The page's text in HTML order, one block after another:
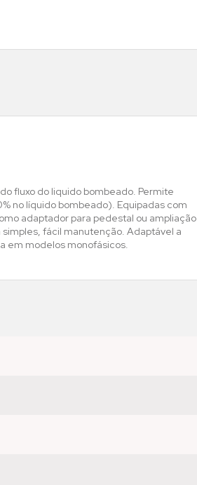
fluxo do liquido bombeado. Permite
no líquido bombeado). Equipadas com
adaptador para pedestal ou ampliação
fácil manutenção. Adaptável a
em modelos monofásicos.